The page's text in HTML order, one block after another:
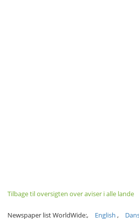
Tilbage til oversigten over aviser i alle lande
Newspaper list WorldWide: English